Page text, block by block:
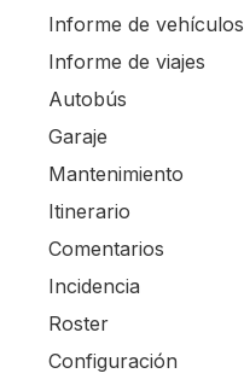
Informe de vehículos
Informe de viajes
Autobús
Garaje
Mantenimiento
Itinerario
Comentarios
Incidencia
Roster
Configuración